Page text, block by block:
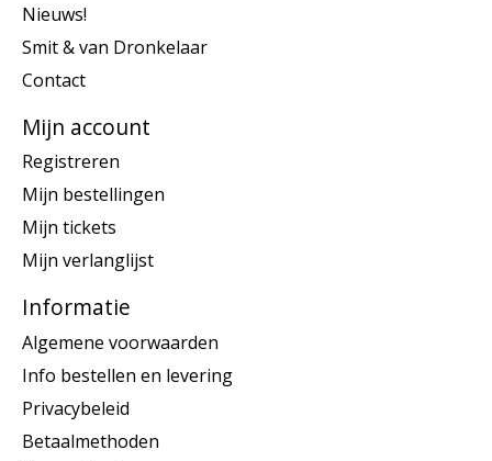
Nieuws!
Smit & van Dronkelaar
Contact
Mijn account
Registreren
Mijn bestellingen
Mijn tickets
Mijn verlanglijst
Informatie
Algemene voorwaarden
Info bestellen en levering
Privacybeleid
Betaalmethoden